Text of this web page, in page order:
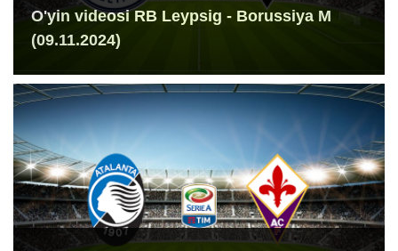
O'yin videosi RB Leypsig - Borussiya M
(09.11.2024)